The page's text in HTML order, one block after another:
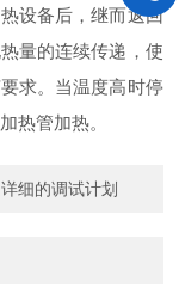
设备后，继而返回
量的连续传递，使
求。当温度高时停
热管加热。
细的调试计划